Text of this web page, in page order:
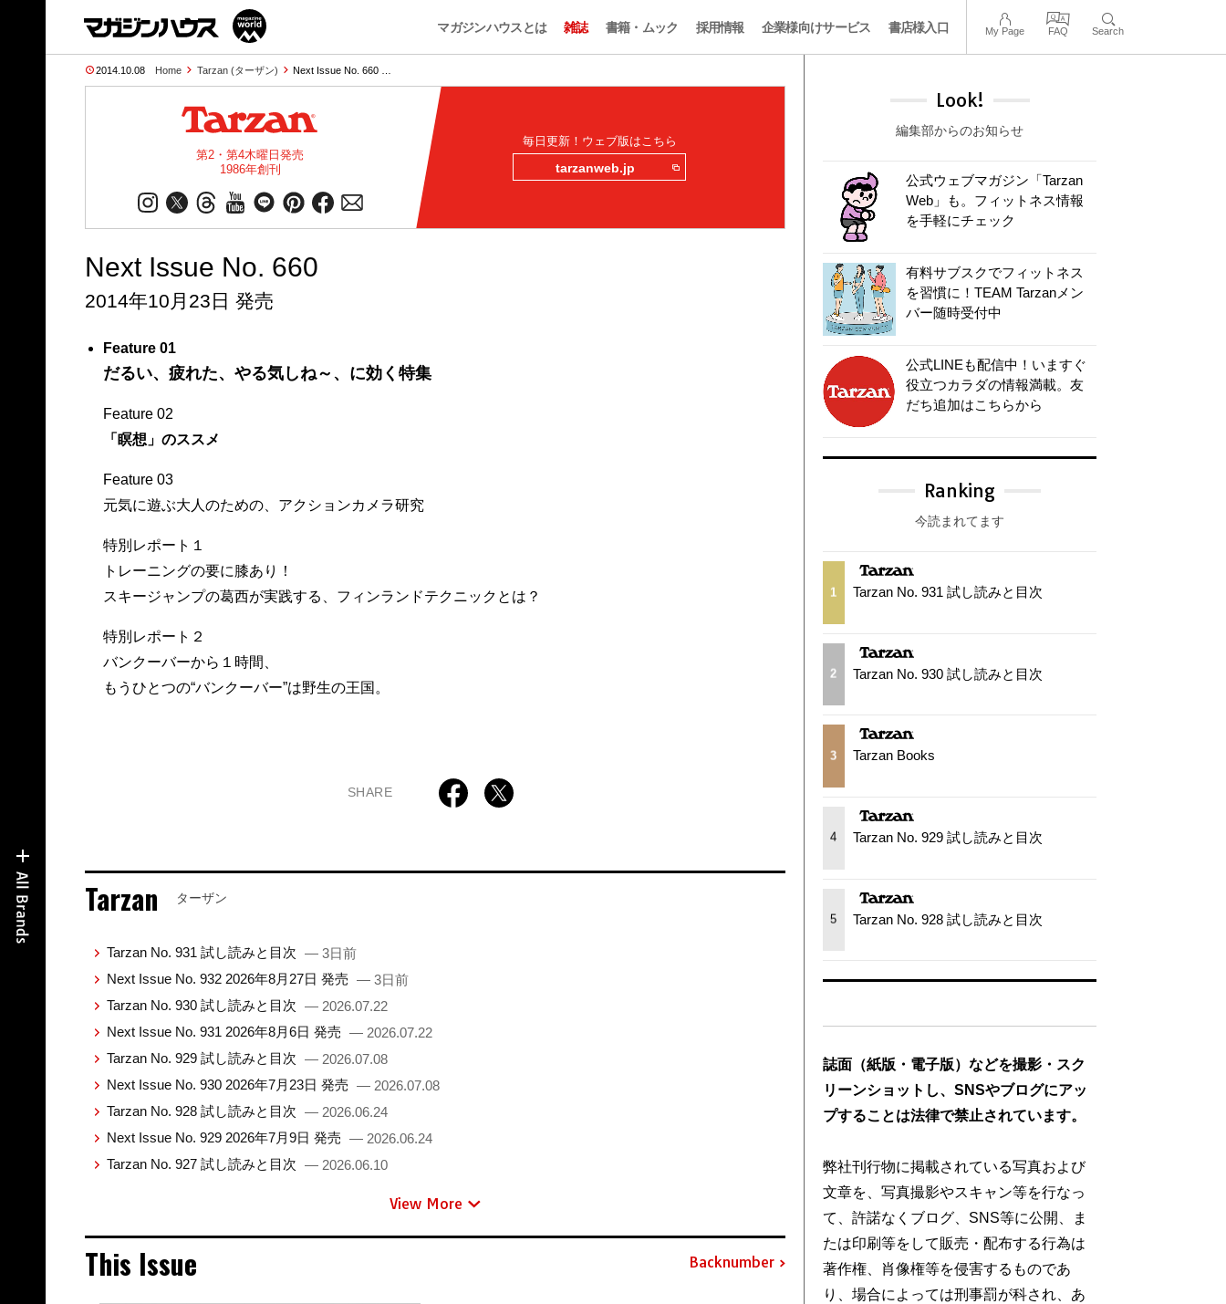
マガジンハウスとは 雑誌 書籍・ムック 採用情報 企業様向けサービス 書店様入口 My Page FAQ Search
2014.10.08 Home Tarzan (ターザン) Next Issue No. 660 …
第2・第4木曜日発売
1986年創刊
毎日更新！ウェブ版はこちら
tarzanweb.jp
Next Issue No. 660
2014年10月23日 発売
Feature 01
だるい、疲れた、やる気しね～、に効く特集
Feature 02
「瞑想」のススメ
Feature 03
元気に遊ぶ大人のための、アクションカメラ研究
特別レポート１
トレーニングの要に膝あり！
スキージャンプの葛西が実践する、フィンランドテクニックとは？
特別レポート２
バンクーバーから１時間、
もうひとつの“バンクーバー”は野生の王国。
SHARE
Tarzan ターザン
Tarzan No. 931 試し読みと目次 — 3日前
Next Issue No. 932 2026年8月27日 発売 — 3日前
Tarzan No. 930 試し読みと目次 — 2026.07.22
Next Issue No. 931 2026年8月6日 発売 — 2026.07.22
Tarzan No. 929 試し読みと目次 — 2026.07.08
Next Issue No. 930 2026年7月23日 発売 — 2026.07.08
Tarzan No. 928 試し読みと目次 — 2026.06.24
Next Issue No. 929 2026年7月9日 発売 — 2026.06.24
Tarzan No. 927 試し読みと目次 — 2026.06.10
View More
This Issue Backnumber
Look!
編集部からのお知らせ
公式ウェブマガジン「Tarzan
Web」も。フィットネス情報
を手軽にチェック
有料サブスクでフィットネス
を習慣に！TEAM Tarzanメン
バー随時受付中
公式LINEも配信中！いますぐ
役立つカラダの情報満載。友
だち追加はこちらから
Ranking
今読まれてます
1 Tarzan No. 931 試し読みと目次
2 Tarzan No. 930 試し読みと目次
3 Tarzan Books
4 Tarzan No. 929 試し読みと目次
5 Tarzan No. 928 試し読みと目次
誌面（紙版・電子版）などを撮影・スク
リーンショットし、SNSやブログにアッ
プすることは法律で禁止されています。
弊社刊行物に掲載されている写真および
文章を、写真撮影やスキャン等を行なっ
て、許諾なくブログ、SNS等に公開、ま
たは印刷等をして販売・配布する行為は
著作権、肖像権等を侵害するものであ
り、場合によっては刑事罰が科され、あ